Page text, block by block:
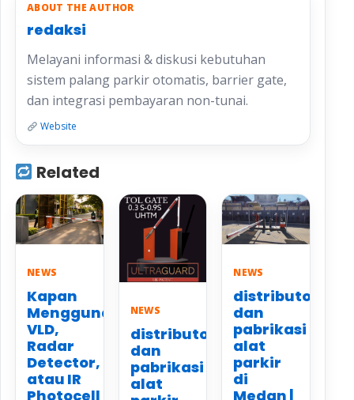
ABOUT THE AUTHOR
redaksi
Melayani informasi & diskusi kebutuhan
sistem palang parkir otomatis, barrier gate,
dan integrasi pembayaran non-tunai.
Website
Related
NEWS
Kapan
Menggunakan
VLD,
Radar
Detector,
atau IR
Photocell
NEWS
distributor
dan
pabrikasi
alat
NEWS
distributor
dan
pabrikasi
alat
parkir
di
Medan |